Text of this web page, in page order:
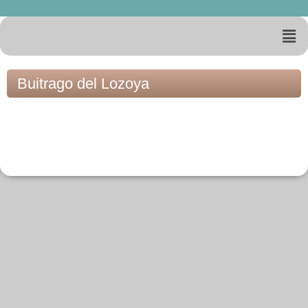
Buitrago del Lozoya